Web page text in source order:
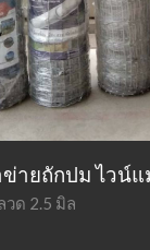
ข่ายถักปม ไวน์
ด 2.5 มิล